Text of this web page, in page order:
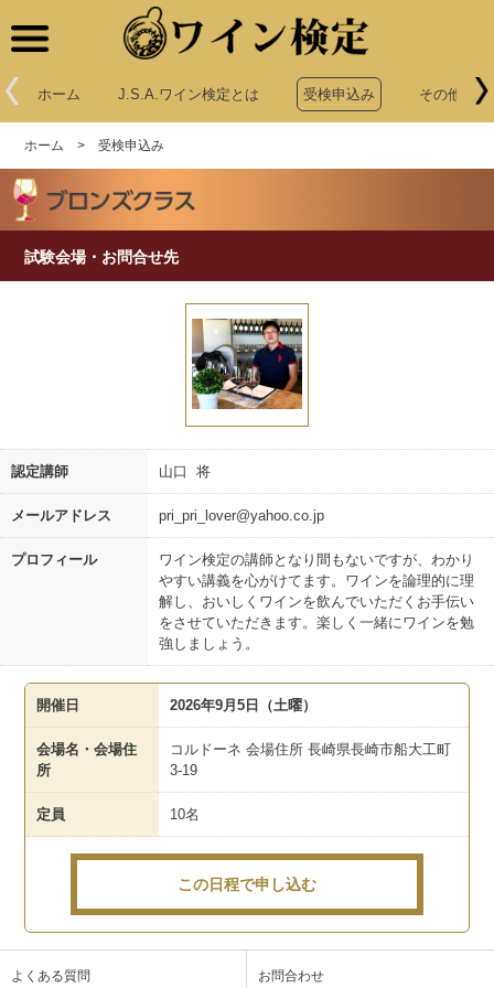
ホーム J.S.A.ワイン検定とは 受検申込み その他申込
ホーム >受検申込み
試験会場・お問合せ先
認定講師 山口 将
メールアドレス pri_pri_lover@yahoo.co.jp
プロフィール
ワイン検定の講師となり間もないですが、わかり
やすい講義を心がけてます。ワインを論理的に理
解し、おいしくワインを飲んでいただくお手伝い
をさせていただきます。楽しく一緒にワインを勉
強しましょう。
開催日 2026年9月5日（土曜）
会場名・会場住
所
コルドーネ 会場住所 長崎県長崎市船大工町
3-19
定員 10名
この日程で申し込む
よくある質問 お問合わせ